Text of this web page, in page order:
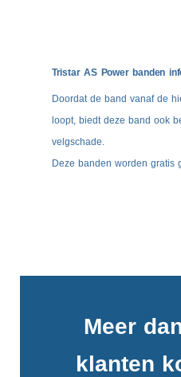
Tristar AS Power banden
Doordat de band vanaf de
loopt, biedt deze band ook
velgschade.
Deze banden worden gratis
Meer
klanten